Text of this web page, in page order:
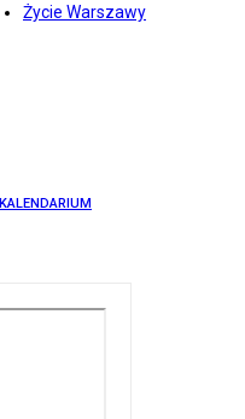
Życie Warszawy
KALENDARIUM